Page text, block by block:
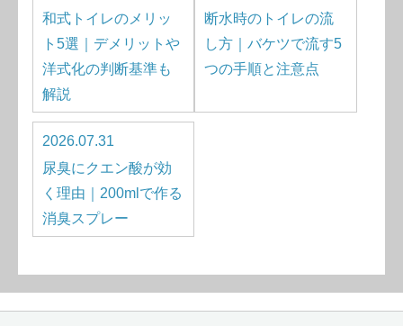
和式トイレのメリッ
ト5選｜デメリットや
洋式化の判断基準も
解説
断水時のトイレの流
し方｜バケツで流す5
つの手順と注意点
2026.07.31
尿臭にクエン酸が効
く理由｜200mlで作る
消臭スプレー